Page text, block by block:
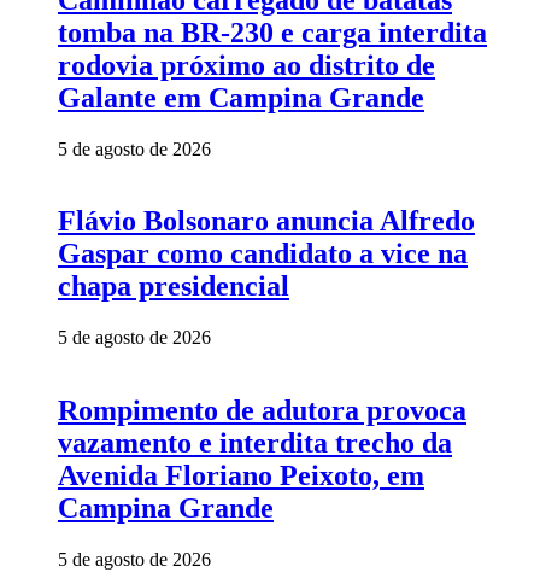
tomba na BR-230 e carga interdita
rodovia próximo ao distrito de
Galante em Campina Grande
5 de agosto de 2026
Flávio Bolsonaro anuncia Alfredo
Gaspar como candidato a vice na
chapa presidencial
5 de agosto de 2026
Rompimento de adutora provoca
vazamento e interdita trecho da
Avenida Floriano Peixoto, em
Campina Grande
5 de agosto de 2026